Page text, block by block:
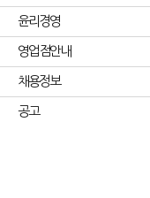
윤리경영
영업점안내
채용정보
공고